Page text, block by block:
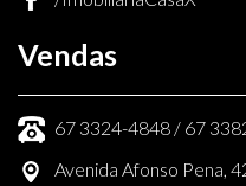
Vendas
67 3324-4848 / 67
Avenida Afonso Pena,